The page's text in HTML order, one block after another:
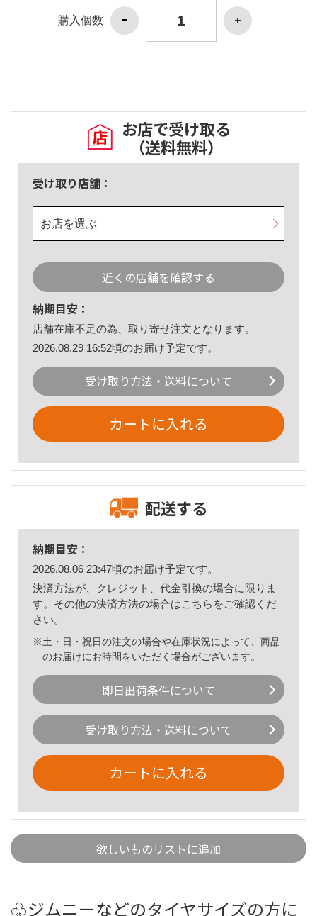
購入個数
お店で受け取る
（送料無料）
受け取り店舗：
お店を選ぶ
近くの店舗を確認する
納期目安：
店舗在庫不足の為、取り寄せ注文となります。
2026.08.29 16:52頃のお届け予定です。
受け取り方法・送料について
カートに入れる
配送する
納期目安：
2026.08.06 23:47頃のお届け予定です。
決済方法が、クレジット、代金引換の場合に限りま
す。その他の決済方法の場合はこちら をご確認くだ
さい。
※土・日・祝日の注文の場合や在庫状況によって、商品
のお届けにお時間をいただく場合がございます。
即日出荷条件について
受け取り方法・送料について
カートに入れる
欲しいものリストに追加
♧ジムニーなどのタイヤサイズの方に